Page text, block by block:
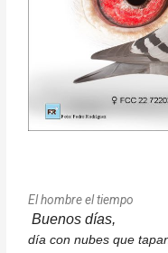
El hombre el tiempo
Buenos días,
día con nubes que